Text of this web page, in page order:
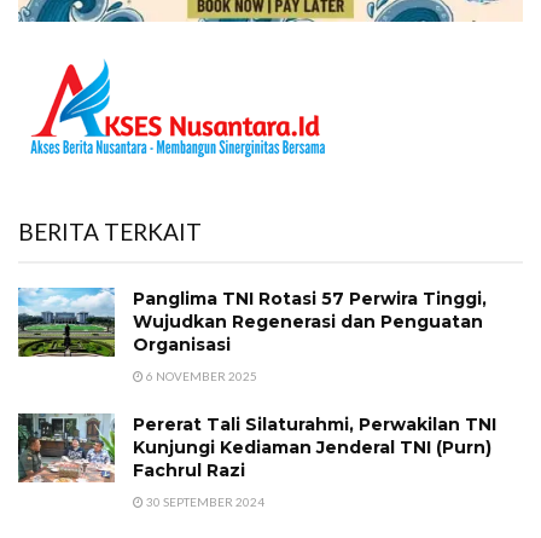
BERITA TERKAIT
Panglima TNI Rotasi 57 Perwira Tinggi,
Wujudkan Regenerasi dan Penguatan
Organisasi
6 NOVEMBER 2025
Pererat Tali Silaturahmi, Perwakilan TNI
Kunjungi Kediaman Jenderal TNI (Purn)
Fachrul Razi
30 SEPTEMBER 2024